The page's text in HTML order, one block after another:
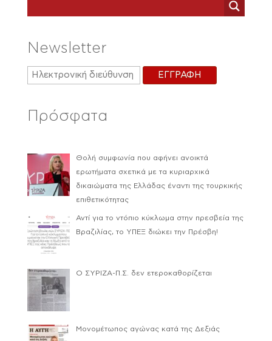
Newsletter
Πρόσφατα
Θολή συμφωνία που αφήνει ανοικτά
ερωτήματα σχετικά με τα κυριαρχικά
δικαιώματα της Ελλάδας έναντι της τουρκικής
επιθετικότητας
Αντί για το ντόπιο κύκλωμα στην πρεσβεία της
Βραζιλίας, το ΥΠΕΞ διώκει την Πρέσβη!
Ο ΣΥΡΙΖΑ-Π.Σ. δεν ετεροκαθορίζεται
Μονομέτωπος αγώνας κατά της Δεξιάς